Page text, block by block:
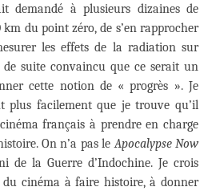
demandé à plusieurs dizaines de
km du point zéro, de s’en rapprocher
les effets de la radiation sur
de suite convaincu que ce serait un
cette notion de « progrès ». Je
plus facilement que je trouve qu’il
français à prendre en charge
On n’a pas leApocalypse Now
de la Guerre d’Indochine. Je crois
cinéma à faire histoire, à donner